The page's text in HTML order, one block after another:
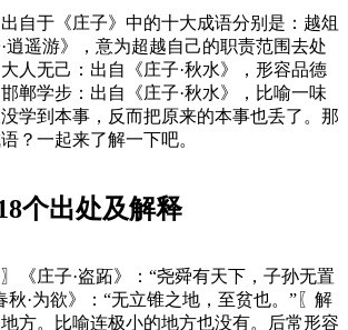
自于《庄子》中的十大成语分别是：越俎
逍遥游》，意为超越自己的职责范围去处
人无己：出自《庄子·秋水》，形容品德
郸学步：出自《庄子·秋水》，比喻一味
学到本事，反而把原来的本事也丢了。那
？一起来了解一下吧。
个出处及解释
《庄子·盗跖》：“尧舜有天下，子孙无置
秋·为欲》：“无立锥之地，至贫也。”〖解
方。比喻连极小的地方也没有。后常形容